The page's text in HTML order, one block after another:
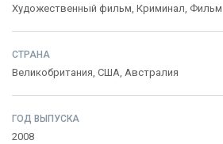
Художественный фильм, Криминал, Фильм
СТРАНА
Великобритания, США, Австралия
ГОД ВЫПУСКА
2008